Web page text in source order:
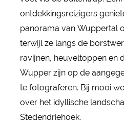
ontdekkingsreizigers
panorama van Wuppertal
terwijl ze langs de
ravijnen, heuveltoppen en
Wupper zijn op de
te fotograferen. Bij mooi
over het idyllische
Stedendriehoek.